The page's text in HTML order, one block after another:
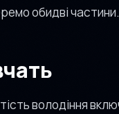
обидві частини.
володіння